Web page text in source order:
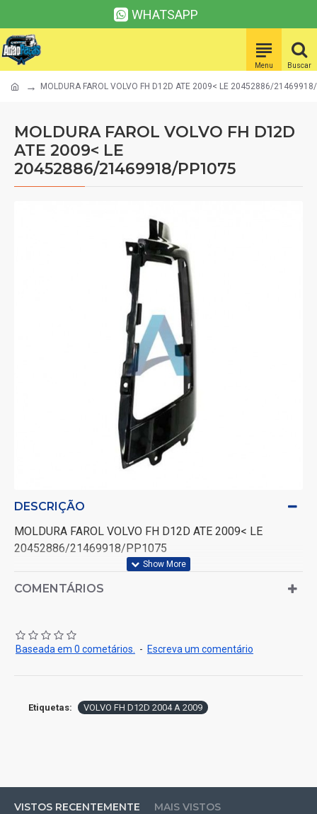
WHATSAPP
MOLDURA FAROL VOLVO FH D12D ATE 2009< LE 20452886/
MOLDURA FAROL VOLVO FH D12D
ATE 2009< LE
20452886/21469918/PP1075
DESCRIÇÃO
MOLDURA FAROL VOLVO FH D12D ATE 2009< LE
20452886/21469918/PP1075
COMENTÁRIOS
Baseada em 0 cometários. - Escreva um comentário
Etiquetas: VOLVO FH D12D 2004 A 2009
VISTOS RECENTEMENTE MAIS VISTOS